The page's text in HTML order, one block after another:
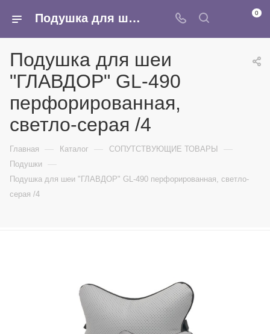
Подушка для шеи "ГЛАВДОР" GL-490 перфорированная, светло-серая /4 - купить в интернет-магазине Армина 0
Подушка для шеи
"ГЛАВДОР" GL-490
перфорированная,
светло-серая /4
Главная — Каталог — СОПУТСТВУЮЩИЕ ТОВАРЫ —
Подушки —
Подушка для шеи "ГЛАВДОР" GL-490 перфорированная, светло-
серая /4